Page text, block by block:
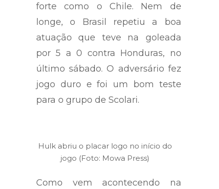
forte como o Chile. Nem de
longe, o Brasil repetiu a boa
atuação que teve na goleada
por 5 a 0 contra Honduras, no
último sábado. O adversário fez
jogo duro e foi um bom teste
para o grupo de Scolari.
Hulk abriu o placar logo no início do
jogo (Foto: Mowa Press)
Como vem acontecendo na